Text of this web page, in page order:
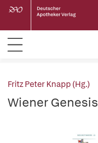
Fritz Peter Knapp (Hg.)
Wiener Genesis